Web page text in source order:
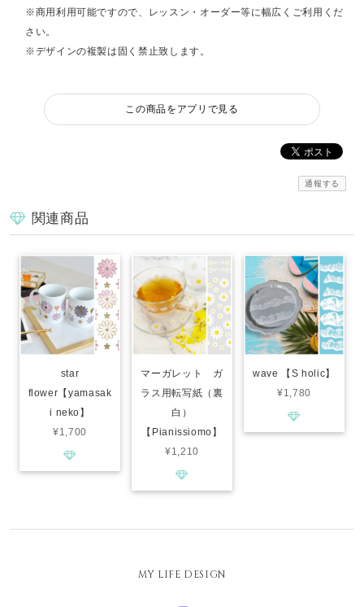
※商用利用可能ですので、レッスン・オーダー等に幅広くご利用くだ
さい。
※デザインの複製は固く禁止致します。
この商品をアプリで見る
通報する
関連商品
star
flower【yamasak
i neko】
¥1,700
マーガレット ガ
ラス用転写紙（裏
白）
【Pianissiomo】
¥1,210
wave 【S holic】
¥1,780
MY LIFE DESIGN